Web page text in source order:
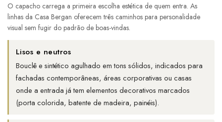
O capacho carrega a primeira escolha estética de quem entra. As
linhas da Casa Bergan oferecem três caminhos para personalidade
visual sem fugir do padrão de boas-vindas.
Lisos e neutros
Bouclê e sintético agulhado em tons sólidos, indicados para
fachadas contemporâneas, áreas corporativas ou casas
onde a entrada já tem elementos decorativos marcados
(porta colorida, batente de madeira, painéis).